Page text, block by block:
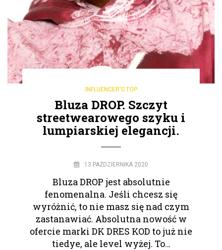
INFLUENCER'S TOP
Bluza DROP. Szczyt
streetwearowego szyku i
lumpiarskiej elegancji.
13 PAŹDZIERNIKA 2020
Bluza DROP jest absolutnie
fenomenalna. Jeśli chcesz się
wyróżnić, to nie masz się nad czym
zastanawiać. Absolutna nowość w
ofercie marki DK DRES KOD to już nie
tiedye, ale level wyżej. To…